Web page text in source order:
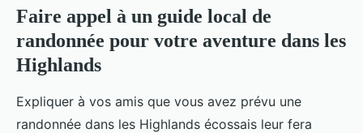
Faire appel à un guide local de
randonnée pour votre aventure dans les
Highlands
Expliquer à vos amis que vous avez prévu une
randonnée dans les Highlands écossais leur fera